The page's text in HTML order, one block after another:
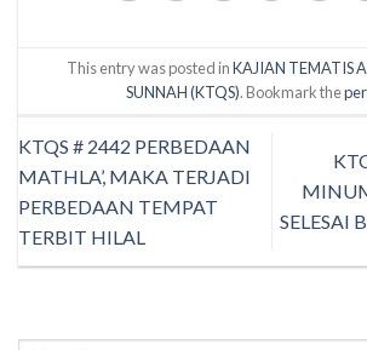
This entry was posted inKAJIAN TEMATIS
SUNNAH (KTQS). Bookmark the
KTQS # 2442 PERBEDAAN
MATHLA’, MAKA TERJADI
PERBEDAAN TEMPAT
TERBIT HILAL
SELESAI